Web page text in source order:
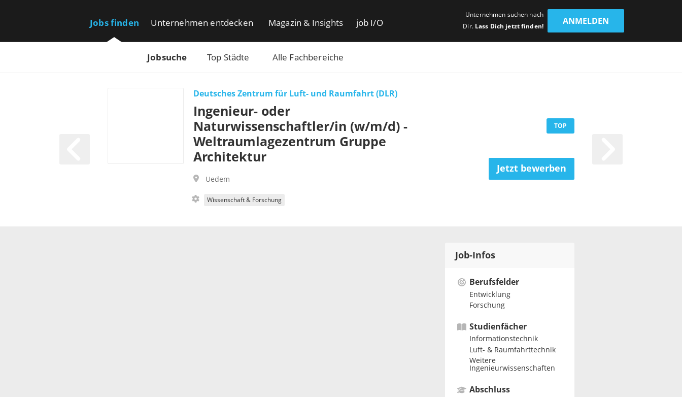
Jobs finden
Jobsuche Top Städte Alle Fachbereiche
Unternehmen entdecken Magazin & Insights job I/O
Unternehmen suchen nach
Dir. Lass Dich jetzt finden!
ANMELDEN
Deutsches Zentrum für Luft- und Raumfahrt (DLR)
Ingenieur- oder
Naturwissenschaftler/in (w/m/d) -
Weltraumlagezentrum Gruppe
Architektur
Uedem
Wissenschaft & Forschung
TOP
Jetzt bewerben
Job-Infos
Berufsfelder
Entwicklung
Forschung
Studienfächer
Informationstechnik
Luft- & Raumfahrttechnik
Weitere
Ingenieurwissenschaften
Abschluss